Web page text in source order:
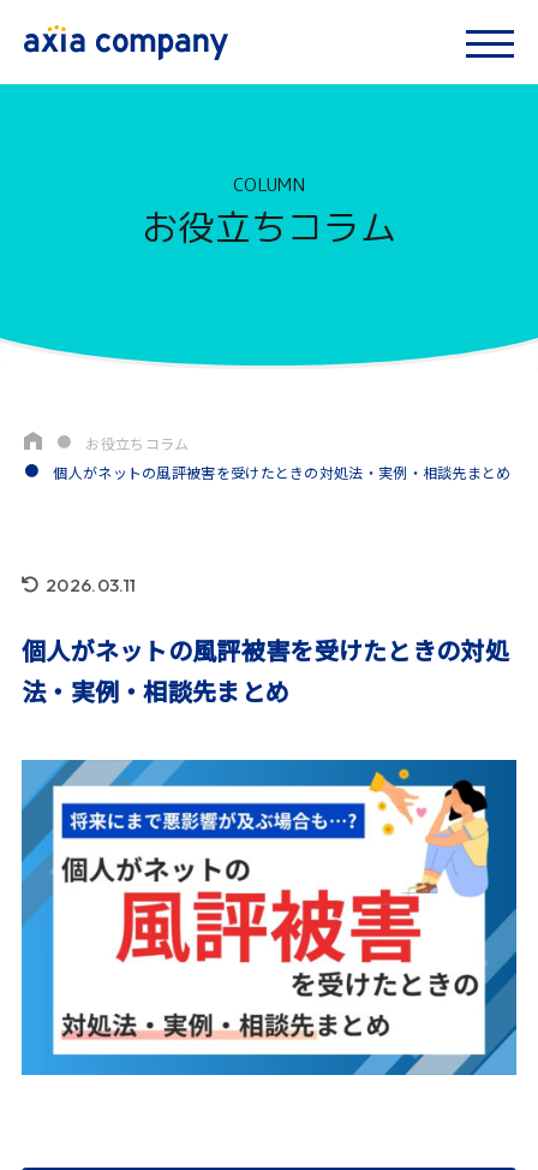
COLUMN
お役立ちコラム
お役立ちコラム
個人がネットの風評被害を受けたときの対処法・実例・相談先まとめ
2026.03.11
個人がネットの風評被害を受けたときの対処
法・実例・相談先まとめ